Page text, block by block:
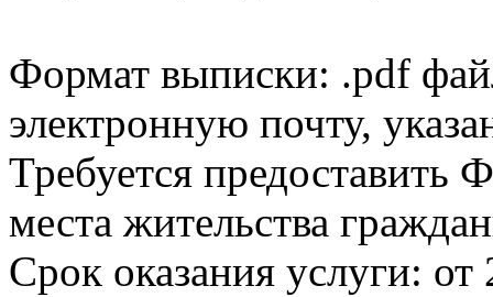
Формат выписки: .pdf
электронную почту,
Требуется
места жительства
Срок оказания услуги: от